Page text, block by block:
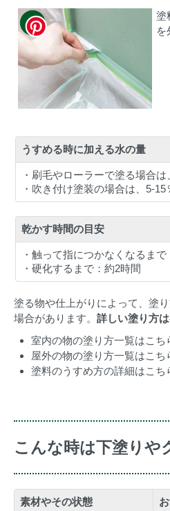
塗
を
うすめる時に加える水の量
・刷毛やローラーで塗る場合は
・吹き付け塗装の場合は、5-15
乾かす時間の目安
・触って指につかなくなるまで
・硬化するまで：約2時間
塗る物や仕上がりによって、塗
場合があります。 詳しい塗り方
室内の物の塗り方一覧はこち
屋外の物の塗り方一覧はこち
塗料のうすめ方の詳細はこち
こんな時は下塗りや
素材やその状態